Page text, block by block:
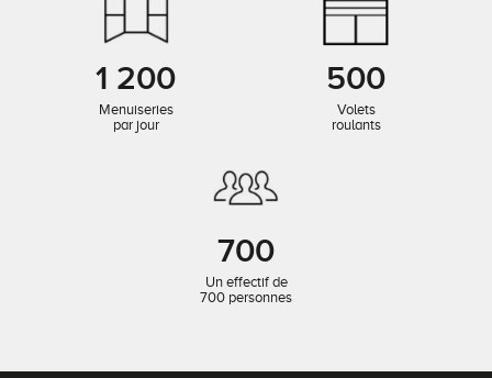
1 200
Menuiseries
par jour
500
Volets
roulants
700
Un effectif de
700 personnes